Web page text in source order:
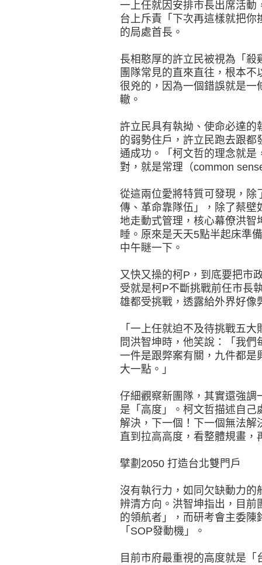
一上任就因安排市長出席活動
台上斥責「下次再這樣就把
的局處首長。
長相憨厚的許立民被視為「
團隊常見的直來直往，根本
很兇的，因為一個錯誤就是一
轍。
許立民具有執拗、使命必達的
的弱勢住戶，許立民跑去跟
通成功。「柯文哲的理念就是
對，就是常理（common
從這兩位愛將特質可發現，除
傳、革命靠隊伍」，除了蔡壁
地走動式管理，核心幕僚洪智
睡。原來是天天5點半起床準
中午瞇一下。
又快又操的柯P，到底要把市
受就是柯P不斷挑戰前任市長
雄都受挑戰，透露給外界好像
「一上任就迫不及待挑戰五
問洪智坤時，他笑說：「我
一件是跟弊案有關，九件都是
大一點。」
仔細觀察新團隊，其實還強調
是「高度」。柯文哲描述自
解決，下一個！下一個無法解
直到拉高高度，看整體規畫
擘劃2050 打造台北雙門戶
沒有執行力，如同欠缺動力
辨清方向。洪智坤指出，目前
的領航者」，而研考會主委
「SOP發動機」。
目前市府最重視的高度就是